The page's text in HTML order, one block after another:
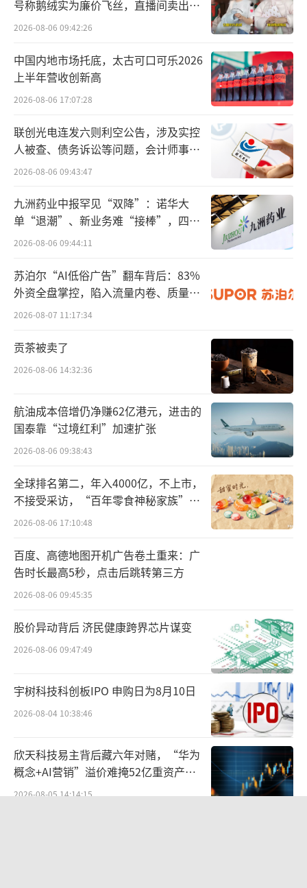
也同样旺盛，花小猪还联合了多家合作伙伴，
共同为用户提供万达至尊权益卡、如家金卡月
卡、蜜雪冰城9折券等多种惊喜权益和优惠，陪
伴用户“浪”起来，共度美好双节。
双节免佣最高94小时 60城司机享中秋福利
为了让广大司机师傅们在假期也能有所收
获，花小猪也为广大司机师傅们提供了峰期出
号称鹅绒实为廉价飞丝，直播间卖出超
百万元
2026-08-06 09:42:26
中国内地市场托底，太古可口可乐2026
上半年营收创新高
2026-08-06 17:07:28
联创光电连发六则利空公告，涉及实控
人被查、债务诉讼等问题，会计师事务
所曾出具“保留意见”
2026-08-06 09:43:47
九洲药业中报罕见“双降”：诺华大
单“退潮”、新业务难“接棒”，四大
难关待闯
2026-08-06 09:44:11
苏泊尔“AI低俗广告”翻车背后：83%
外资全盘掌控，陷入流量内卷、质量频
发的负循环
2026-08-07 11:17:34
贡茶被卖了
2026-08-06 14:32:36
航油成本倍增仍净赚62亿港元，进击的
国泰靠“过境红利”加速扩张
2026-08-06 09:38:43
全球排名第二，年入4000亿，不上市，
不接受采访，“百年零食神秘家族”浮
出水面？
2026-08-06 17:10:48
百度、高德地图开机广告卷土重来：广
告时长最高5秒，点击后跳转第三方
2026-08-06 09:45:35
股价异动背后 济民健康跨界芯片谋变
2026-08-06 09:47:49
宇树科技科创板IPO 申购日为8月10日
2026-08-04 10:38:46
欣天科技易主背后藏六年对赌，“华为
概念+AI营销”溢价难掩52亿重资产考
验
2026-08-05 14:14:15